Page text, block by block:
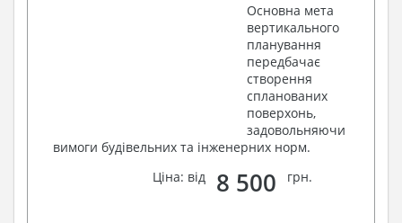
Основна мета
вертикального
планування
передбачає
створення
спланованих
поверхонь,
задовольняючи
вимоги будівельних та інженерних норм.
Ціна: від
8 500 грн.